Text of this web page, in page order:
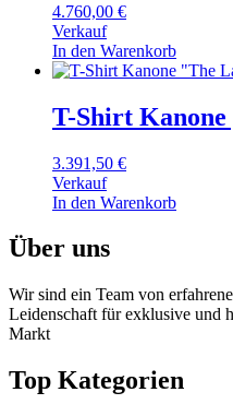
4.760,00 €
Verkauf
In den Warenkorb
T-Shirt
3.391,50 €
Verkauf
In den Warenkorb
Über uns
Wir sind ein Team von
Leidenschaft für exklusive und
Markt
Top Kategorien